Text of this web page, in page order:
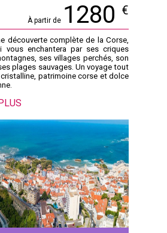
À partir de 1280 €
découverte complète de la Corse,
vous enchantera par ses criques
ses villages perchés, son
plages sauvages. Un voyage tout
patrimoine corse et dolce